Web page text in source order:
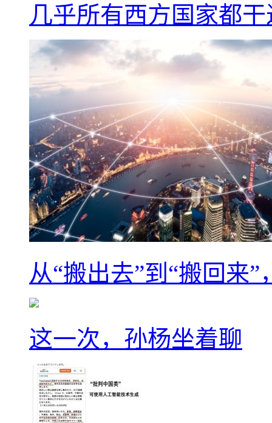
几乎所有西方国家都
从“搬出去”到“搬回来
这一次，孙杨坐着聊